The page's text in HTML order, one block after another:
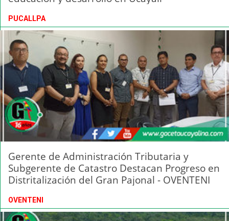
PUCALLPA
Gerente de Administración Tributaria y
Subgerente de Catastro Destacan Progreso en
Distritalización del Gran Pajonal - OVENTENI
OVENTENI